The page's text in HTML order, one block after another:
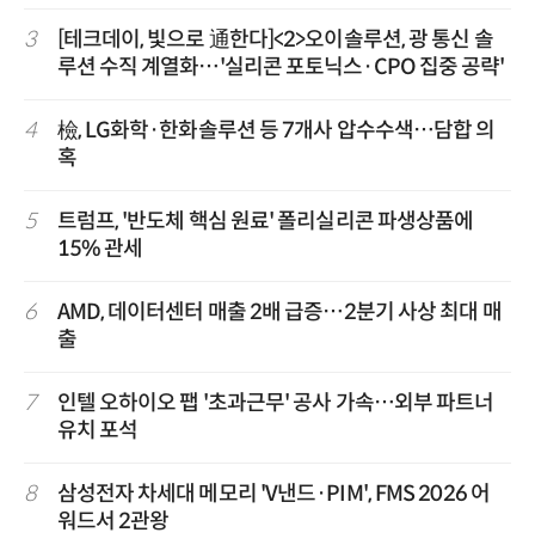
3
[테크데이, 빛으로 通한다]<2>오이솔루션, 광 통신 솔
루션 수직 계열화…'실리콘 포토닉스·CPO 집중 공략'
4
檢, LG화학·한화솔루션 등 7개사 압수수색…담합 의
혹
5
트럼프, '반도체 핵심 원료' 폴리실리콘 파생상품에
15% 관세
6
AMD, 데이터센터 매출 2배 급증…2분기 사상 최대 매
출
7
인텔 오하이오 팹 '초과근무' 공사 가속…외부 파트너
유치 포석
8
삼성전자 차세대 메모리 'V낸드·PIM', FMS 2026 어
워드서 2관왕